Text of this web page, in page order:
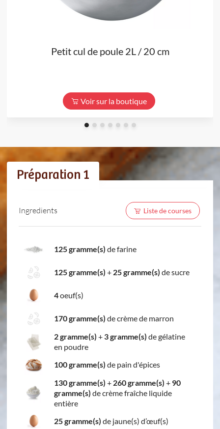
Petit cul de poule 2L / 20 cm
Voir sur la boutique
Préparation 1
Ingredients Liste de courses
125 gramme(s) de farine
125 gramme(s) + 25 gramme(s) de sucre
4oeuf(s)
170 gramme(s) de crème de marron
2 gramme(s) + 3 gramme(s) de gélatine
en poudre
100 gramme(s) de pain d'épices
130 gramme(s) + 260 gramme(s) + 90
gramme(s) de crème fraîche liquide
entière
25 gramme(s) de jaune(s) d’œuf(s)